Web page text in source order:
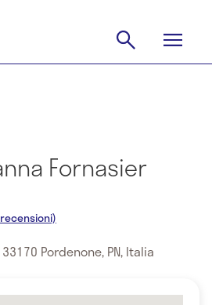
Fornasier
Pordenone, PN, Italia